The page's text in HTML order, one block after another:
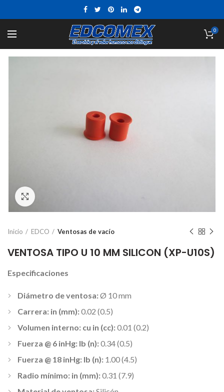
0
Inicio EDCO Ventosas de vacío
VENTOSA TIPO U 10 MM SILICON (XP-U10S)
Especificaciones
Diámetro de ventosa:Ø 10 mm
Carrera: in (mm):0.02 (0.5)
Volumen interno: cu in (cc):0.01 (0.2)
Fuerza @ 6 inHg: lb (n):0.34 (0.5)
Fuerza @ 18 inHg: lb (n): 1.00 (4.5)
Radio mínimo: in (mm):0.31 (7.9)